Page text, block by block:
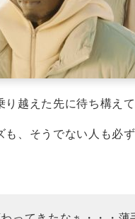
り越えた先に待ち構え
、そうでない人も必ず